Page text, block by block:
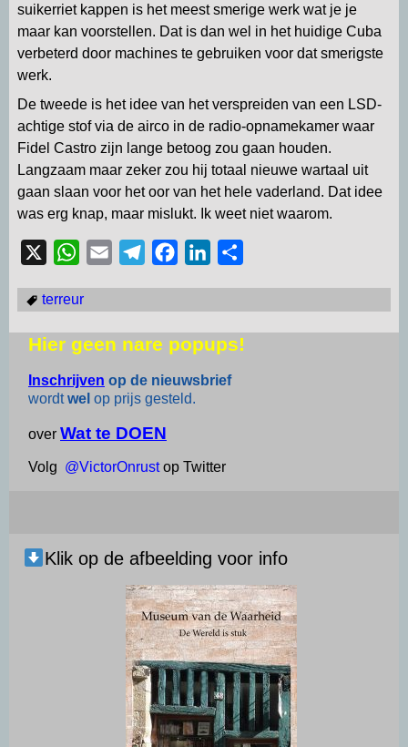
suikerriet kappen is het meest smerige werk wat je je
maar kan voorstellen. Dat is dan wel in het huidige Cuba
verbeterd door machines te gebruiken voor dat smerigste
werk.
De tweede is het idee van het verspreiden van een LSD-
achtige stof via de airco in de radio-opnamekamer waar
Fidel Castro zijn lange betoog zou gaan houden.
Langzaam maar zeker zou hij totaal nieuwe wartaal uit
gaan slaan voor het oor van het hele vaderland. Dat idee
was erg knap, maar mislukt. Ik weet niet waarom.
W
a
s
A
p
p
l
g
r
a
m
b
o
o
e
d
n
terreur
Hier geen nare popups!
Inschrijven op de nieuwsbrief
wordtwel op prijs gesteld.
over Wat te DOEN
Volg @VictorOnrustop Twitter
Klik op de afbeelding voor info